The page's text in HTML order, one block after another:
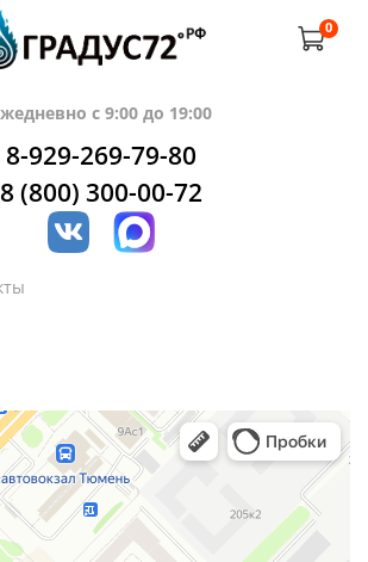
0
с 9:00 до 19:00
8-929-269-79-80
8 (800) 300-00-72